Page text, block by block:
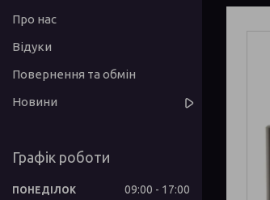
Про нас
Відуки
Повернення та обмін
Новини
Графік роботи
ПОНЕДІЛОК 09:00 17:00